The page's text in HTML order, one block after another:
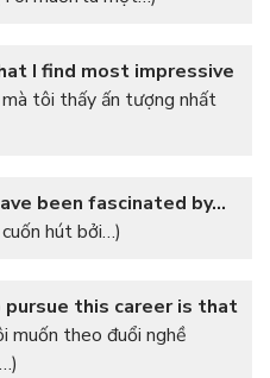
I find most impressive
tôi thấy ấn tượng nhất
been fascinated by…
hút bởi…)
this career is that
muốn theo đuổi nghề